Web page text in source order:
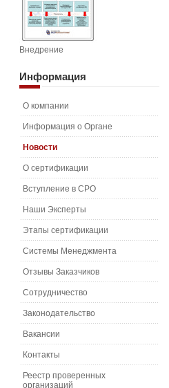
Внедрение
Информация
О компании
Информация о Органе
Новости
О сертификации
Вступление в СРО
Наши Эксперты
Этапы сертификации
Системы Менеджмента
Отзывы Заказчиков
Сотрудничество
Законодательство
Вакансии
Контакты
Реестр проверенных
организаций